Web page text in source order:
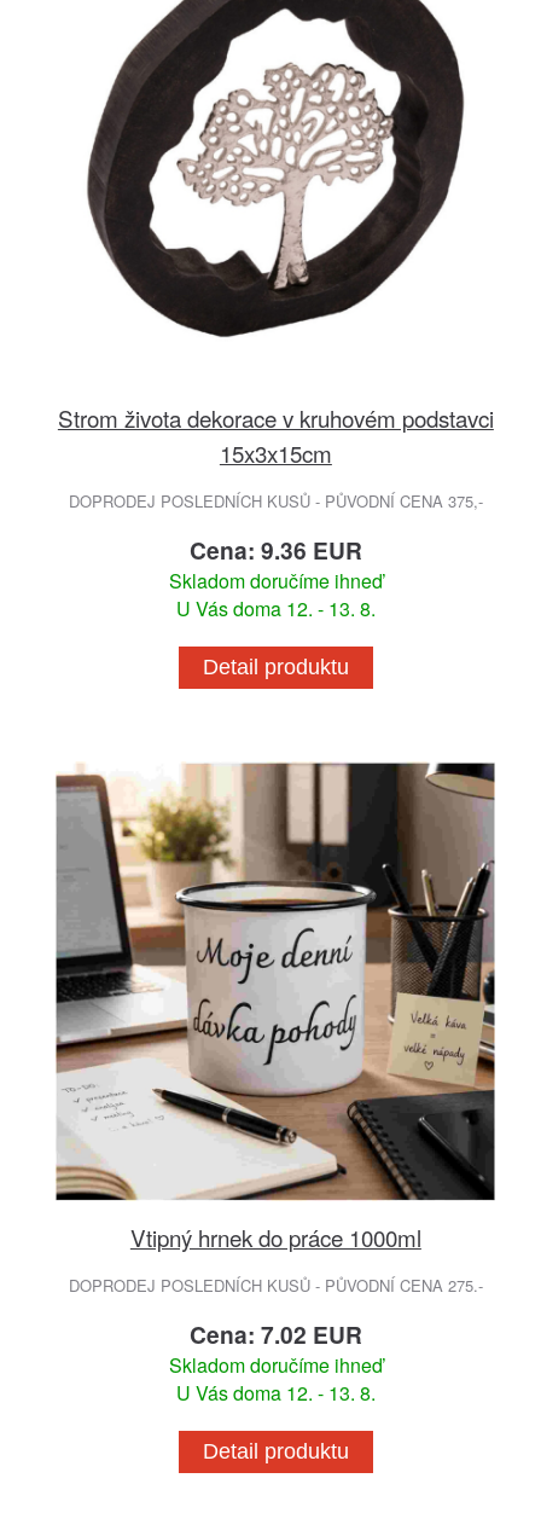
Strom života dekorace v kruhovém podstavci
15x3x15cm
DOPRODEJ POSLEDNÍCH KUSŮ - PŮVODNÍ CENA 375,-
Cena: 9.36 EUR
Skladom doručíme ihneď
U Vás doma 12. - 13. 8.
Detail produktu
Vtipný hrnek do práce 1000ml
DOPRODEJ POSLEDNÍCH KUSŮ - PŮVODNÍ CENA 275.-
Cena: 7.02 EUR
Skladom doručíme ihneď
U Vás doma 12. - 13. 8.
Detail produktu